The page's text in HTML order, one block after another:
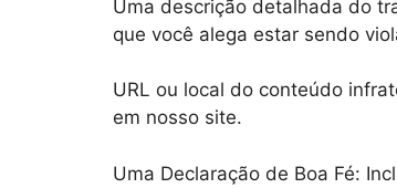
Uma descrição detalhada do
que você alega estar sendo
URL ou local do conteúdo
em nosso site.
Uma Declaração de Boa Fé: